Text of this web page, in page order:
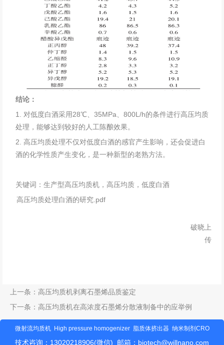
结论：
1. 对低度白酒采用28℃、35MPa、800L/h的条件进行高压均质
处理，能够达到较好的人工陈酿效果。
2. 高压均质处理不仅对低度白酒的感官产生影响，还会促进白
酒的化学性质产生变化，是一种新型的老熟方法。
关键词： 生产型高压均质机 ，高压均质，低度白酒
高压均质处理白酒的研究.pdf
破晓上
传
上一条： 高压均质机剥离石墨烯品质鉴定
下一条： 高压均质机在高浓度石墨烯分散液制备中的应举例
微射流均质机 High pressure homogenizer 脂质体挤出器 纳米制剂CRO
技术咨询：13020218906(微信) 邮箱： biotech@willnano.com